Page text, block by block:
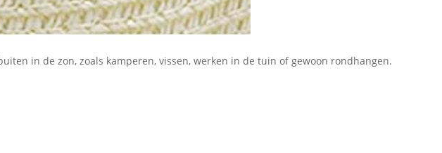
in de zon, zoals kamperen, vissen, werken in de tuin of gewoon rondhangen.